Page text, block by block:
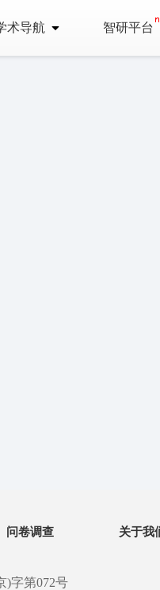
术导航 智研平台
问卷调查 关于我
)字第072号